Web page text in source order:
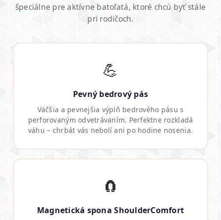
špeciálne pre aktívne batoľatá, ktoré chcú byť stále
pri rodičoch.
💪
Pevný bedrový pás
Väčšia a pevnejšia výplň bedrového pásu s
perforovaným odvetrávaním. Perfektne rozkladá
váhu – chrbát vás nebolí ani po hodine nosenia.
🧲
Magnetická spona ShoulderComfort